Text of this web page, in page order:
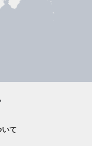
いて